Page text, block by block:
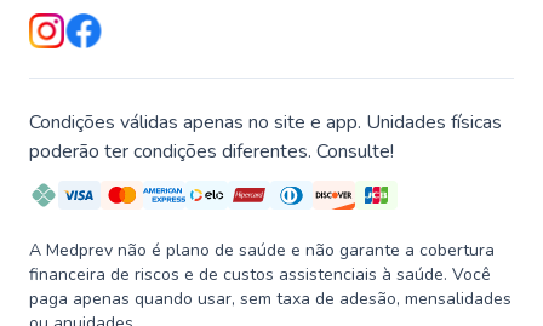
Condições válidas apenas no site e app. Unidades físicas
poderão ter condições diferentes. Consulte!
A Medprev não é plano de saúde e não garante a cobertura
financeira de riscos e de custos assistenciais à saúde. Você
paga apenas quando usar, sem taxa de adesão, mensalidades